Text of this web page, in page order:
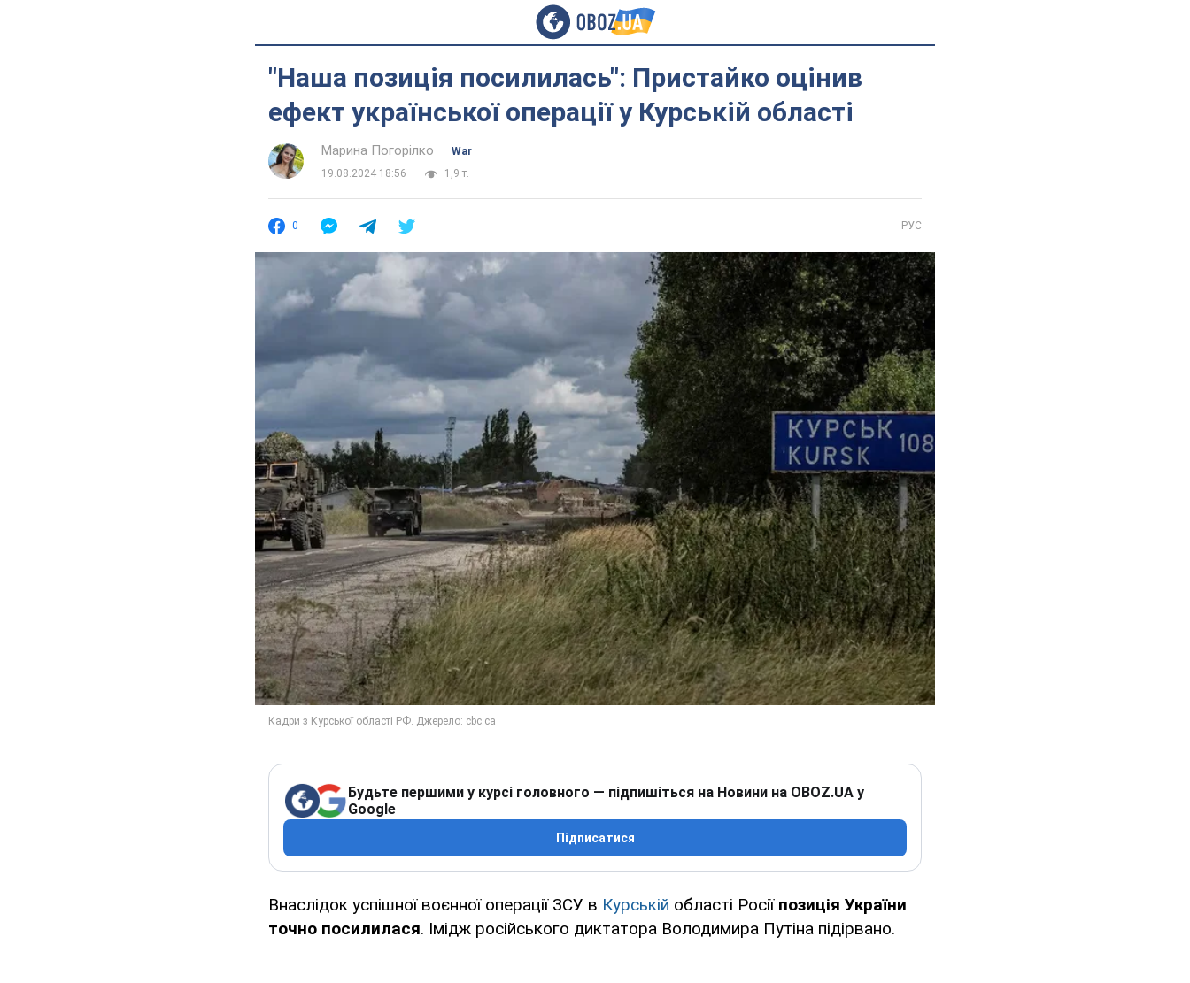
"Наша позиція посилилась": Пристайко оцінив
ефект української операції у Курській області
Марина Погорілко
War
19.08.2024 18:56
1,9 т.
0 РУС
Будьте першими у курсі головного — підпишіться на Новини на OBOZ.UA у
Google
Підписатися
Внаслідок успішної воєнної операції ЗСУ в Курській області Росії позиція України
точно посилилася. Імідж російського диктатора Володимира Путіна підірвано.